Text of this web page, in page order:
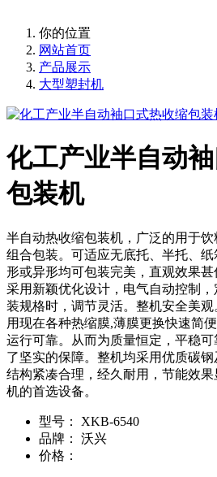
你的位置
网站首页
产品展示
大型塑封机
化工产业半自动
包装机
半自动热收缩包装机，广泛的用于
组合包装。可适应无底托、半托、
形或异形均可包装完美，直观效果
采用新颖优化设计，电气自动控制
装规格时，调节灵活。整机安全美
用现在各种热缩膜,薄膜更换快速简
运行可靠。从而为质量恒定，平稳
了坚实的保障。整机均采用优质碳钢
结构紧凑合理，经久耐用，节能效
机的首选设备。
型号：
XKB-6540
品牌：
沃兴
价格：